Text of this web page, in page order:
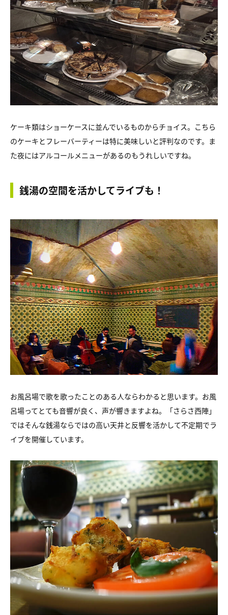
ケーキ類はショーケースに並んでいるものからチョイス。こちら
のケーキとフレーバーティーは特に美味しいと評判なのです。ま
た夜にはアルコールメニューがあるのもうれしいですね。
銭湯の空間を活かしてライブも！
お風呂場で歌を歌ったことのある人ならわかると思います。お風
呂場ってとても音響が良く、声が響きますよね。「さらさ西陣」
ではそんな銭湯ならではの高い天井と反響を活かして不定期でラ
イブを開催しています。